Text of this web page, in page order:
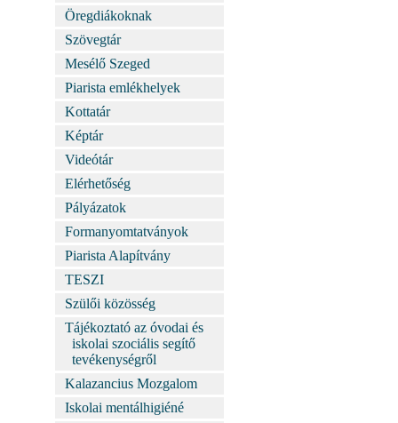
Öregdiákoknak
Szövegtár
Mesélő Szeged
Piarista emlékhelyek
Kottatár
Képtár
Videótár
Elérhetőség
Pályázatok
Formanyomtatványok
Piarista Alapítvány
TESZI
Szülői közösség
Tájékoztató az óvodai és
iskolai szociális segítő
tevékenységről
Kalazancius Mozgalom
Iskolai mentálhigiéné